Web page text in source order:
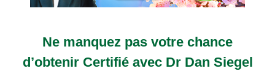
Ne manquez pas votre chance
d’obtenir Certifié avec Dr Dan Siegel